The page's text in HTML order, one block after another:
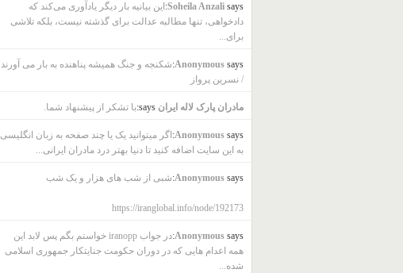
Soheila Anzalisays:
این بیانیه بار دیگر یادآوری می‌کند که
دادخواهی، تنها مطالبه عدالت برای گذشته نیست، بلکه تلاشی
برای...
Anonymoussays:
شکنجه و جنگ همیشه پناهنده به بار می آورند
/ نسرین پرواز
مادران پارک لاله ایران says: با تشکر از پیشنهاد شما.
Anonymoussays:
اگر میتوانید یک یا چند صفحه به زبان انگلیسی
به این سایت اضافه کنید تا دنیا بهتر درد مادران ایرانی...
Anonymoussays: شبی از شب های هزار و یک شب
https://iranglobal.info/node/192173
Anonymoussays:
در جواب iranopp خواستم بگم پس لابد این
همه اعدام هایی که در دوران حکومت جنایتکار جمهوری اسلامی
شده...